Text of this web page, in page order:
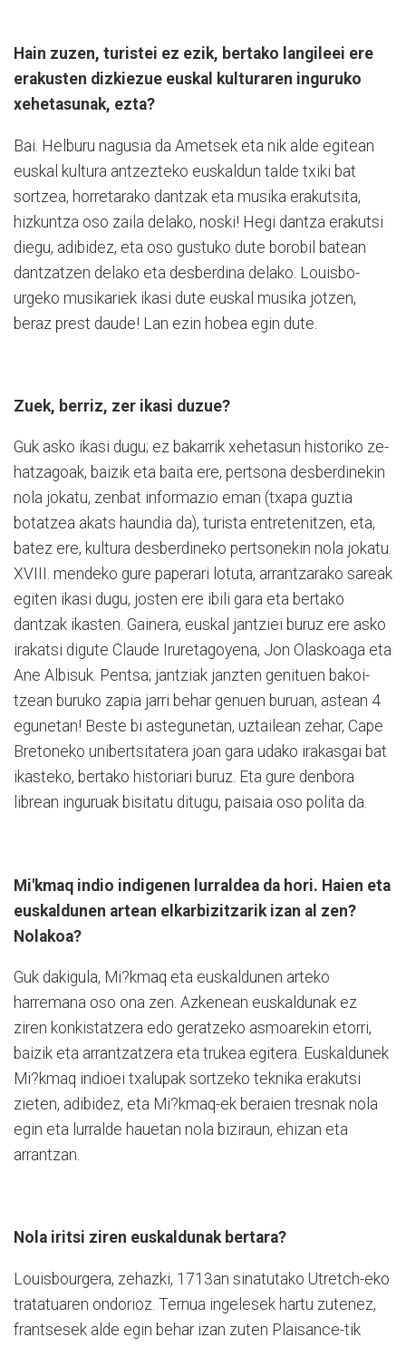
Hain zuzen, turistei ez ezik, bertako langileei ere
erakusten dizkiezue euskal kulturaren inguruko
xehetasunak, ezta?
Bai. Helburu nagusia da Ame­tsek eta nik alde egitean
euskal kultura antzezteko euskaldun talde txiki bat
sortzea, horretarako dan­tzak eta musika erakutsita,
hizkuntza oso zaila delako, noski! Hegi dan­tza erakutsi
diegu, adibidez, eta oso gustuko dute borobil batean
dantzatzen delako eta desberdina delako. Louis­bo­
urgeko mu­si­kariek ikasi du­te euskal mu­sika jotzen,
beraz prest daude! Lan ezin hobea egin dute.
Zuek, berriz, zer ikasi duzue?
Guk asko ikasi dugu; ez bakarrik xehetasun historiko ze­
ha­tza­go­ak, baizik eta baita ere, pertsona desberdinekin
nola jokatu, zenbat informazio eman (txapa guztia
botatzea akats haundia da), turista en­tretenitzen, eta,
batez ere, kultura desberdineko pertsonekin nola jokatu.
XVIII. mendeko gure paperari lotuta, arrantzarako sareak
egiten ikasi dugu, josten ere ibili gara eta bertako
dantzak ikasten. Gainera, euskal jantziei buruz ere asko
irakatsi digute Claude Irureta­go­yena, Jon Olaskoaga eta
Ane Albisuk. Pentsa; jan­tziak janzten genituen bakoi­
tzean buruko zapia jarri behar genuen bu­ruan, astean 4
egunetan! Beste bi astegunetan, uztailean ze­har, Cape
Breto­ne­ko unibertsitatera joan gara udako irakasgai bat
ikasteko, bertako historiari buruz. Eta gure denbora
librean inguruak bisitatu ditugu, paisaia oso polita da.
Mi'kmaq indio indigenen lurraldea da hori. Haien eta
euskaldunen artean elkarbizitzarik izan al zen?
Nolakoa?
Guk dakigula, Mi?kmaq eta euskaldunen arteko
harremana oso ona zen. Azkenean euskaldunak ez
ziren konkistatzera edo geratzeko asmoarekin etorri,
baizik eta arrantzatzera eta trukea egitera. Euskal­du­nek
Mi?kmaq indioei txalupak sortzeko teknika erakutsi
zieten, adibidez, eta Mi?kmaq-ek beraien tresnak nola
egin eta lurralde hauetan nola biziraun, ehizan eta
arrantzan.
Nola iritsi ziren euskaldunak bertara?
Louisbourgera, zehazki, 1713an sinatutako Utretch-eko
tratatuaren ondorioz. Ternua ingelesek hartu zutenez,
frantsesek alde egin behar izan zuten Plaisance-tik